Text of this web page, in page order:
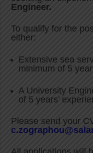
Engineer.
To qualify for the
either:
Extensive sea
minimum of 5
A University
of 5 years’
Please send your